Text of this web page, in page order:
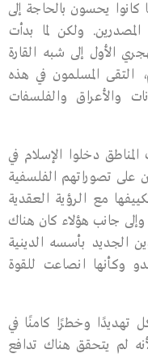
كانوا يحسون بالحاجة إلى
ولكن لما بدأت
الأول إلى شبه القارة
التقى المسلمون في هذه
والأعراق والفلسفات
دخلوا الإسلام في
على تصوراتهم الفلسفية
مع الرؤية العقدية
وإلى جانب هؤلاء كان هناك
الجديد بأسسه الدينية
وكأنها انصاعت للقوة
تهديدًا وخطرًا كامنًا في
لم يتحقق هناك تدافع